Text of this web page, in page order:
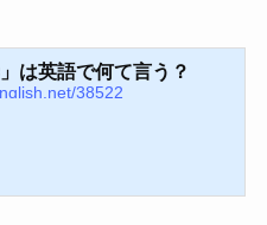
」は英語で何て言う？
38522